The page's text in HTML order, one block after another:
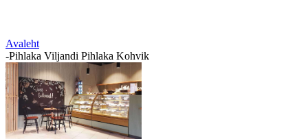
Avaleht
-Pihlaka Viljandi Pihlaka Kohvik